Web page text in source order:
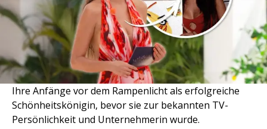
Ihre Anfänge vor dem Rampenlicht als erfolgreiche
Schönheitskönigin, bevor sie zur bekannten TV-
Persönlichkeit und Unternehmerin wurde.